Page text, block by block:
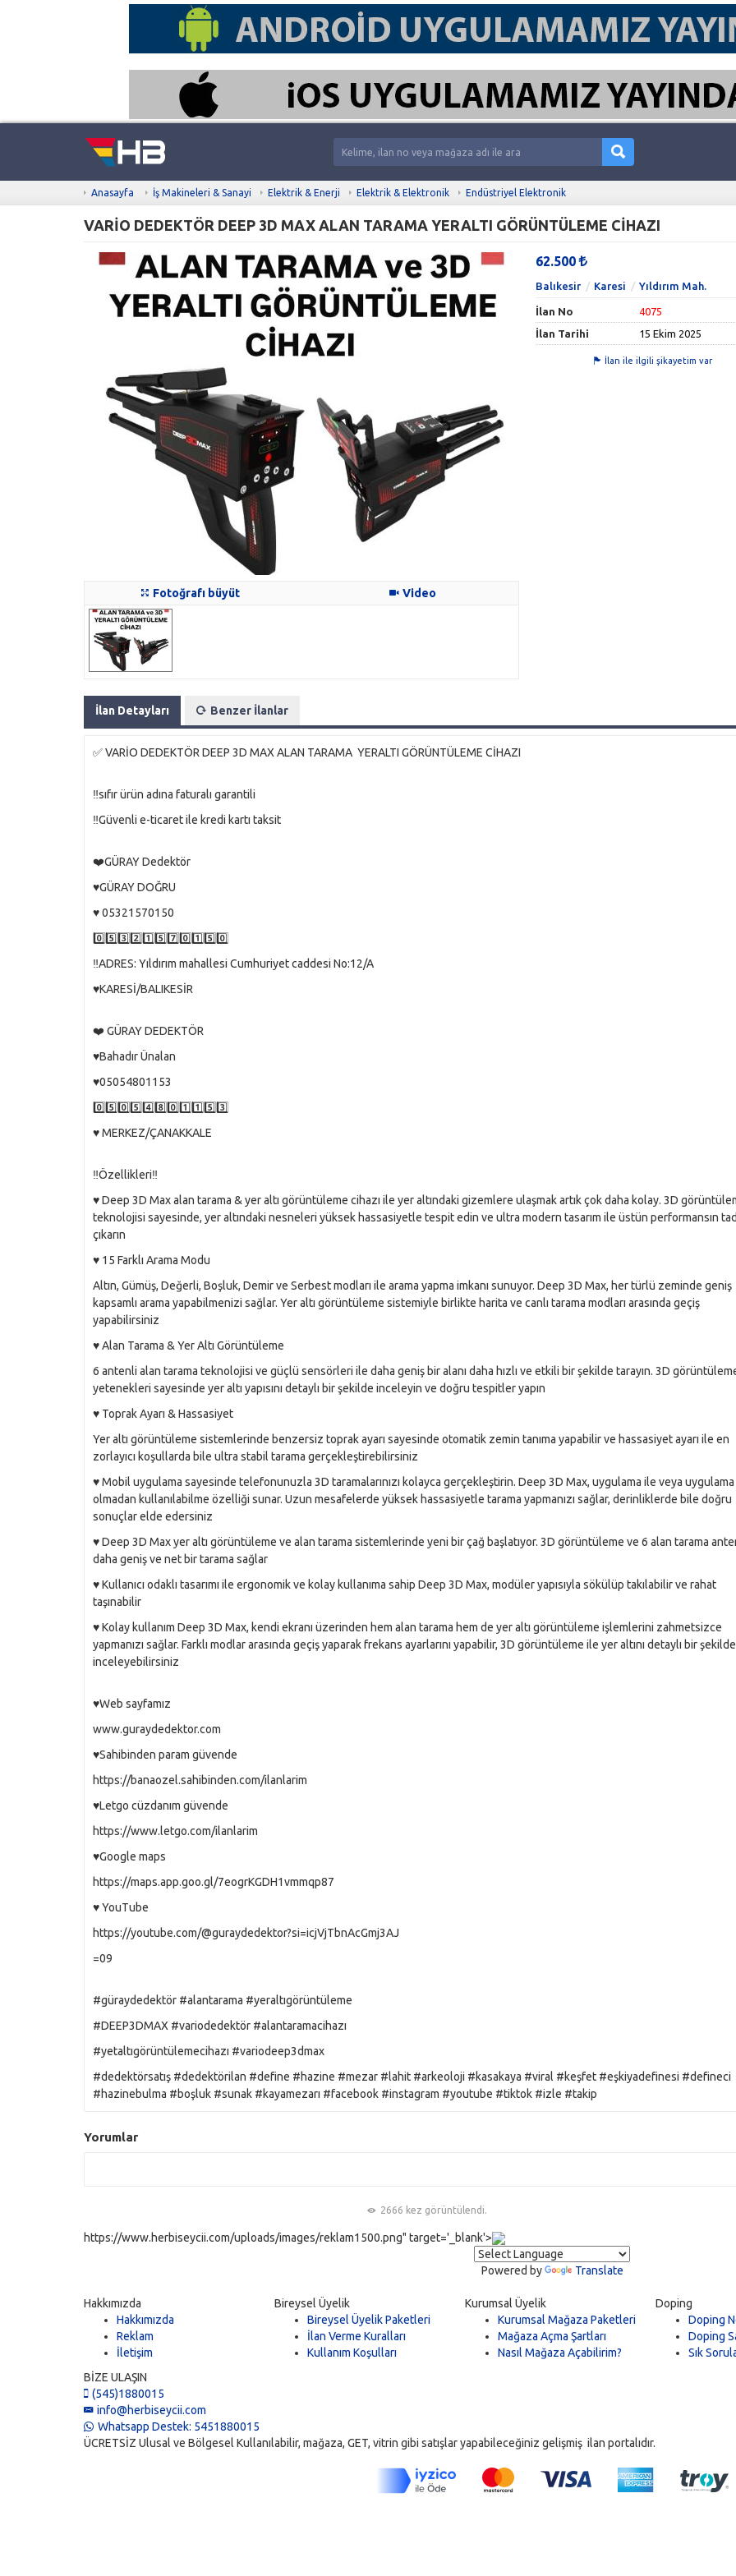
Anasayfa İş Makineleri & Sanayi Elektrik & Enerji Elektrik & Elektronik Endüstriyel Elektronik
VARİO DEDEKTÖR DEEP 3D MAX ALAN TARAMA YERALTI GÖRÜNTÜLEME CİHAZI
Fotoğrafı büyüt Video
62.500
Balıkesir Karesi Yıldırım Mah.
İlan No
4075
İlan Tarihi
15 Ekim 2025
İlan ile ilgili şikayetim var
İlan Detayları Benzer İlanlar
✅ VARİO DEDEKTÖR DEEP 3D MAX ALAN TARAMA YERALTI GÖRÜNTÜLEME CİHAZI
‼️sıfır ürün adına faturalı garantili
‼️Güvenli e-ticaret ile kredi kartı taksit
❤️GÜRAY Dedektör
♥️GÜRAY DOĞRU
♥️ 05321570150
0️⃣5️⃣3️⃣2️⃣1️⃣5️⃣7️⃣0️⃣1️⃣5️⃣0️⃣
‼️ADRES: Yıldırım mahallesi Cumhuriyet caddesi No:12/A
♥️KARESİ/BALIKESİR
❤️ GÜRAY DEDEKTÖR
♥️Bahadır Ünalan
♥️05054801153
0️⃣5️⃣0️⃣5️⃣4️⃣8️⃣0️⃣1️⃣1️⃣5️⃣3️⃣
♥️ MERKEZ/ÇANAKKALE
‼️Özellikleri‼️
♥️ Deep 3D Max alan tarama & yer altı görüntüleme cihazı ile yer altındaki gizemlere ulaşmak artık çok daha kolay. 3D
teknolojisi sayesinde, yer altındaki nesneleri yüksek hassasiyetle tespit edin ve ultra modern tasarım ile üstün performansın
çıkarın
♥️ 15 Farklı Arama Modu
Altın, Gümüş, Değerli, Boşluk, Demir ve Serbest modları ile arama yapma imkanı sunuyor. Deep 3D Max, her türlü zeminde geniş
kapsamlı arama yapabilmenizi sağlar. Yer altı görüntüleme sistemiyle birlikte harita ve canlı tarama modları arasında geçiş
yapabilirsiniz
♥️ Alan Tarama & Yer Altı Görüntüleme
6 antenli alan tarama teknolojisi ve güçlü sensörleri ile daha geniş bir alanı daha hızlı ve etkili bir şekilde tarayın. 3D
yetenekleri sayesinde yer altı yapısını detaylı bir şekilde inceleyin ve doğru tespitler yapın
♥️ Toprak Ayarı & Hassasiyet
Yer altı görüntüleme sistemlerinde benzersiz toprak ayarı sayesinde otomatik zemin tanıma yapabilir ve hassasiyet ayarı ile en
zorlayıcı koşullarda bile ultra stabil tarama gerçekleştirebilirsiniz
♥️ Mobil uygulama sayesinde telefonunuzla 3D taramalarınızı kolayca gerçekleştirin. Deep 3D Max, uygulama ile veya uygulama
olmadan kullanılabilme özelliği sunar. Uzun mesafelerde yüksek hassasiyetle tarama yapmanızı sağlar, derinliklerde bile doğru
sonuçlar elde edersiniz
♥️ Deep 3D Max yer altı görüntüleme ve alan tarama sistemlerinde yeni bir çağ başlatıyor. 3D görüntüleme ve 6 alan tarama
daha geniş ve net bir tarama sağlar
♥️ Kullanıcı odaklı tasarımı ile ergonomik ve kolay kullanıma sahip Deep 3D Max, modüler yapısıyla sökülüp takılabilir ve rahat
taşınabilir
♥️ Kolay kullanım Deep 3D Max, kendi ekranı üzerinden hem alan tarama hem de yer altı görüntüleme işlemlerini zahmetsizce
yapmanızı sağlar. Farklı modlar arasında geçiş yaparak frekans ayarlarını yapabilir, 3D görüntüleme ile yer altını detaylı bir şekilde
inceleyebilirsiniz
♥️Web sayfamız
www.guraydedektor.com
♥️Sahibinden param güvende
https://banaozel.sahibinden.com/ilanlarim
♥️Letgo cüzdanım güvende
https://www.letgo.com/ilanlarim
♥️Google maps
https://maps.app.goo.gl/7eogrKGDH1vmmqp87
♥️ YouTube
https://youtube.com/@guraydedektor?si=icjVjTbnAcGmj3AJ
=09
#güraydedektör #alantarama #yeraltıgörüntüleme
#DEEP3DMAX #variodedektör #alantaramacihazı
#yetaltıgörüntülemecihazı #variodeep3dmax
#dedektörsatış #dedektörilan #define #hazine #mezar #lahit #arkeoloji #kasakaya #viral #keşfet #eşkiyadefinesi #defineci
#hazinebulma #boşluk #sunak #kayamezarı #facebook #instagram #youtube #tiktok #izle #takip
Yorumlar
2666 kez görüntülendi.
https://www.herbiseycii.com/uploads/images/reklam1500.png" target='_blank'>
Powered by Translate
Hakkımızda
Hakkımızda
Reklam
İletişim
Bireysel Üyelik
Bireysel Üyelik Paketleri
İlan Verme Kuralları
Kullanım Koşulları
Kurumsal Üyelik
Kurumsal Mağaza Paketleri
Mağaza Açma Şartları
Nasıl Mağaza Açabilirim?
Doping
Doping
Doping
Sık
BİZE ULAŞIN
(545)1880015
info@herbiseycii.com
Whatsapp Destek: 5451880015
ÜCRETSİZ Ulusal ve Bölgesel Kullanılabilir, mağaza, GET, vitrin gibi satışlar yapabileceğiniz gelişmiş ilan portalıdır.